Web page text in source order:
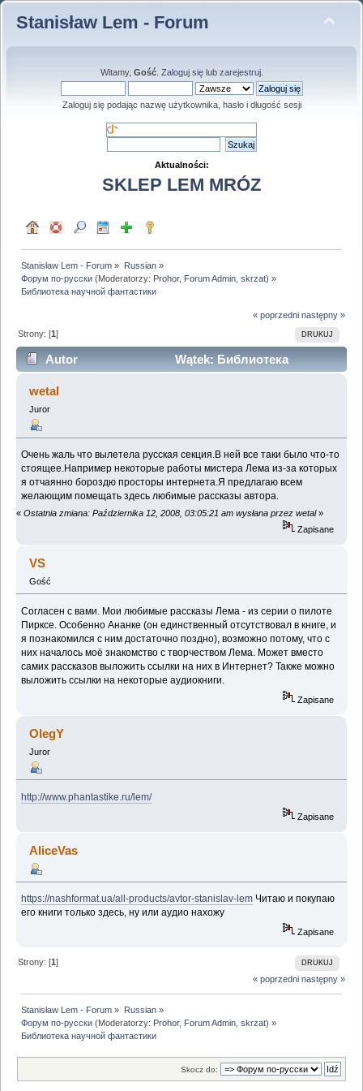
Stanisław Lem - Forum
Witamy, Gość. Zaloguj sięlub zarejestruj.
Zaloguj się podając nazwę użytkownika, hasło i długość sesji
Aktualności:
SKLEP LEM MRÓZ
Stanisław Lem - Forum » Russian»
Форум по-русски (Moderatorzy: Prohor, Forum Admin ,skrzat) »
Библиотека научной фантастики
« poprzedni następny »
DRUKUJ
Strony: [1]
Autor
Wątek: Библиотека
научной фантастики (Przeczytany 166558 razy)
wetal
Juror
Очень жаль что вылетела русская секция.В ней все таки было что-то
стоящее.Например некоторые работы мистера Лема из-за которых
я отчаянно бороздю просторы интернета.Я предлагаю всем
желающим помещать здесь любимые рассказы автора.
« Ostatnia zmiana: Października 12, 2008, 03:05:21 am wysłana przez wetal»
Zapisane
VS
Gość
Согласен с вами. Мои любимые рассказы Лема - из серии о пилоте
Пирксе. Особенно Ананке (он единственный отсутствовал в книге, и
я познакомился с ним достаточно поздно), возможно потому, что с
них началось моё знакомство с творчеством Лема. Может вместо
самих рассказов выложить ссылки на них в Интернет? Также можно
выложить ссылки на некоторые аудиокниги.
Zapisane
OlegY
Juror
http://www.phantastike.ru/lem/
Zapisane
AliceVas
https://nashformat.ua/all-products/avtor-stanislav-lem Читаю и покупаю
его книги только здесь, ну или аудио нахожу
Zapisane
DRUKUJ
Strony: [1]
« poprzedni następny »
Stanisław Lem - Forum » Russian»
Форум по-русски (Moderatorzy: Prohor, Forum Admin ,skrzat) »
Библиотека научной фантастики
Skocz do: